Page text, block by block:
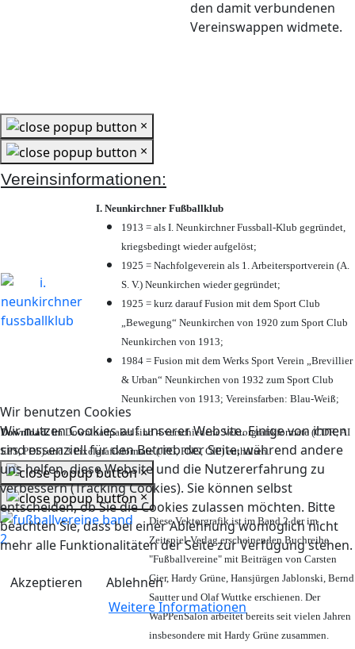
Wir benutzen Cookies
Wir nutzen Cookies auf unserer Website. Einige von ihnen
sind essenziell für den Betrieb der Seite, während andere
uns helfen, diese Website und die Nutzererfahrung zu
verbessern (Tracking Cookies). Sie können selbst
entscheiden, ob Sie die Cookies zulassen möchten. Bitte
beachten Sie, dass bei einer Ablehnung womöglich nicht
mehr alle Funktionalitäten der Seite zur Verfügung stehen.
Akzeptieren
Ablehnen
Weitere Informationen
den damit verbundenen
Vereinswappen widmete.
×
×
Vereinsinformationen:
I. Neunkirchner Fußballklub
1913 = als I. Neunkirchner Fussball-Klub gegründet,
kriegsbedingt wieder aufgelöst;
1925 = Nachfolgeverein als 1. Arbeitersportverein (A.
S. V.) Neunkirchen wieder gegründet;
1925 = kurz darauf Fusion mit dem Sport Club
„Bewegung“ Neunkirchen von 1920 zum Sport Club
Neunkirchen von 1913;
1984 = Fusion mit dem Werks Sport Verein „Brevillier
& Urban“ Neunkirchen von 1932 zum Sport Club
Neunkirchen von 1913; Vereinsfarben: Blau-Weiß;
Download:Im Downloadpaket sind 4 verschiedene Vektorgrafikformate (CDR, AI
EPS, PDF) und 3 Pixelgrafikformate (JPG, PNG, GIF) enthalten.
×
×
Diese Vektorgrafik ist im Band 2 der im
Zeitspiel-Verlag erscheinenden Buchreihe
"Fußballvereine" mit Beiträgen von Carsten
Gier, Hardy Grüne, Hansjürgen Jablonski, Bernd
Sautter und Olaf Wuttke erschienen. Der
WaPPenSalon arbeitet bereits seit vielen Jahren
insbesondere mit Hardy Grüne zusammen.